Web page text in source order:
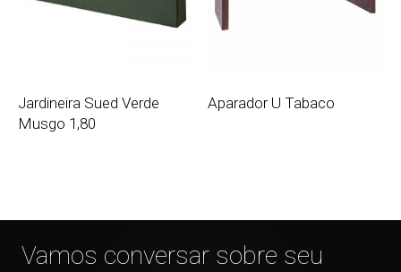
Jardineira Sued Verde
Musgo 1,80
Aparador U Tabaco
Vamos conversar sobre seu